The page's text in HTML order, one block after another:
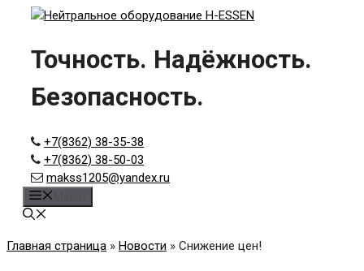
contentТочность. Надёжность.
Безопасность.
+7(8362) 38-35-38
+7(8362) 38-50-03
makss1205@yandex.ru
Главная страница » Новости » Снижение цен!